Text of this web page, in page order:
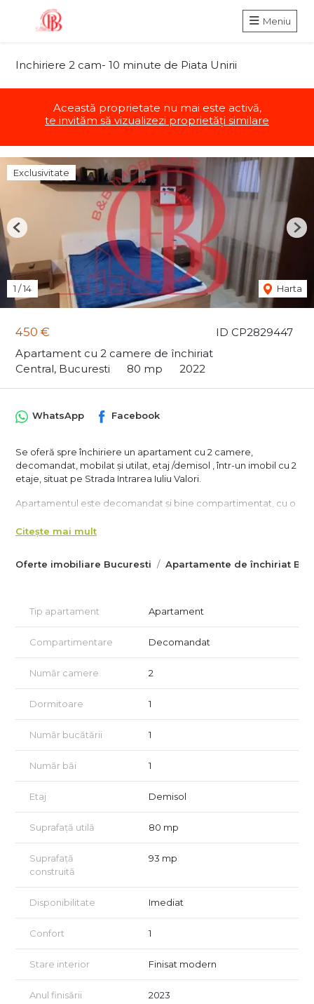
Meniu
Inchiriere 2 cam- 10 minute de Piata Unirii
Această proprietate nu mai este activă,
te invităm să vizualizezi proprietăți similare
ID CP2829447
450 €
Apartament cu 2 camere de închiriat
Central, Bucuresti
80 mp 2022
Exclusivitate
1 /14 Harta
Previous
Oferte imobiliare Bucuresti Apartamente de închiriat
WhatsApp Facebook
Se oferă spre închiriere un apartament cu 2 camere,
decomandat, mobilat și utilat, etaj /demisol , într-un imobil cu 2
etaje, situat pe Strada Intrarea Iuliu Valori.
Apartamentul este decomandat și bine compartimentat, cu o
inchisa,living,dormitor,baie si un balcon.
frigider, mașină de spălat rufe, aragaz, tv...
Se percepe doua luni de chirie în avans ca si garantie,iar
comisionul agenţiei este jumătate dintr-o chirie.
Nr telefon : 0771.564.564
Citește mai mult
Tip apartament Apartament
Compartimentare Decomandat
Număr camere 2
Dormitoare 1
Număr bucătării 1
Număr băi 1
Etaj Demisol
Suprafață utilă 80 mp
Suprafață
construită
93 mp
Disponibilitate Imediat
Confort 1
Stare interior Finisat modern
Anul finisării 2023